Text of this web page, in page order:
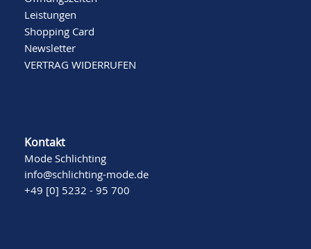
Leistungen
Shopping Card
Newsletter
VERTRAG WIDERRUFEN
Kontakt
Mode Schlichting
info@schlichting-mode.de
+49 [0] 5232 - 95 700